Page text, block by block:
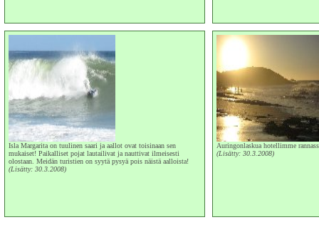
Isla Margarita on tuulinen saari ja aallot ovat toisinaan sen
mukaiset! Paikalliset pojat lautailivat ja nauttivat ilmeisesti
olostaan. Meidän turistien on syytä pysyä pois näistä aalloista!
(Lisätty: 30.3.2008)
Auringonlaskua hotellimme
(Lisätty: 30.3.2008)